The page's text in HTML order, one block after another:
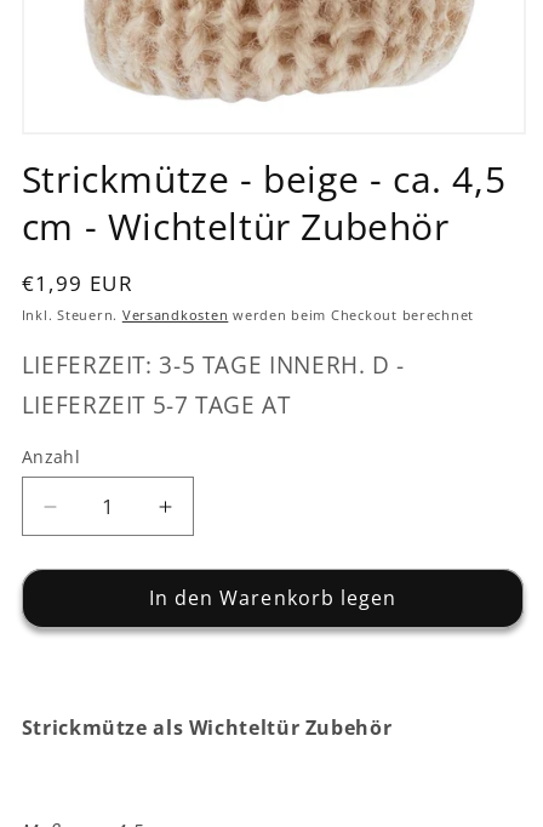
in
Modal
Strickmütze - beige - ca. 4,5
cm - Wichteltür Zubehör
Normaler
Preis
€1,99 EUR
Inkl. Steuern. Versandkosten werden beim Checkout berechnet
LIEFERZEIT: 3-5 TAGE INNERH. D -
LIEFERZEIT 5-7 TAGE AT
Anzahl
Verringere
die
Menge
Strickmütze
ca.
Erhöhe
die
Menge
für
Strickmütze
ca.
In den Warenkorb legen
Strickmütze als Wichteltür Zubehör